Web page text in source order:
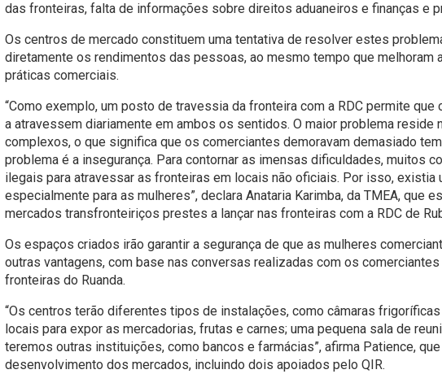
das fronteiras, falta de informações sobre direitos aduaneiros e finanças e
Os centros de mercado constituem uma tentativa de resolver estes
diretamente os rendimentos das pessoas, ao mesmo tempo que melhoram
práticas comerciais.
“Como exemplo, um posto de travessia da fronteira com a RDC permite
a atravessem diariamente em ambos os sentidos. O maior problema reside
complexos, o que significa que os comerciantes demoravam demasiado
problema é a insegurança. Para contornar as imensas dificuldades, muitos
ilegais para atravessar as fronteiras em locais não oficiais. Por isso, existia
especialmente para as mulheres”, declara Anataria Karimba, da TMEA, que
mercados transfronteiriços prestes a lançar nas fronteiras com a RDC de
Os espaços criados irão garantir a segurança de que as mulheres
outras vantagens, com base nas conversas realizadas com os
fronteiras do Ruanda.
“Os centros terão diferentes tipos de instalações, como câmaras
locais para expor as mercadorias, frutas e carnes; uma pequena sala de
teremos outras instituições, como bancos e farmácias”, afirma Patience,
desenvolvimento dos mercados, incluindo dois apoiados pelo QIR.